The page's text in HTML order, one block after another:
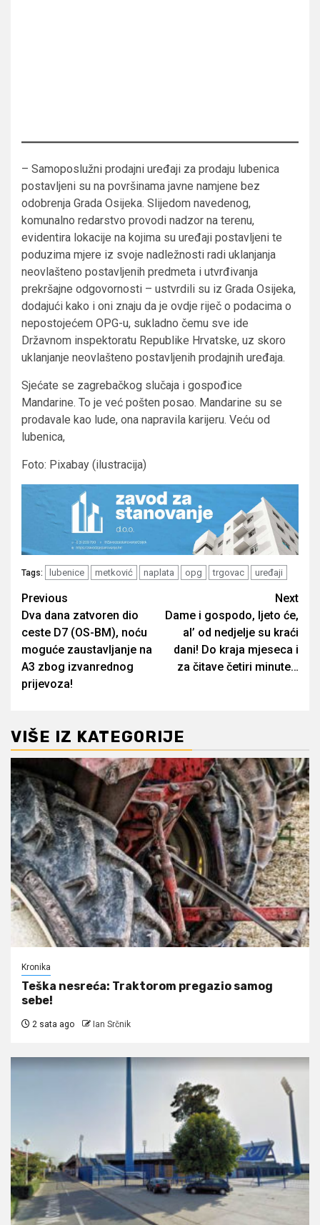
– Samoposlužni prodajni uređaji za prodaju lubenica
postavljeni su na površinama javne namjene bez
odobrenja Grada Osijeka. Slijedom navedenog,
komunalno redarstvo provodi nadzor na terenu,
evidentira lokacije na kojima su uređaji postavljeni te
poduzima mjere iz svoje nadležnosti radi uklanjanja
neovlašteno postavljenih predmeta i utvrđivanja
prekršajne odgovornosti – ustvrdili su iz Grada Osijeka,
dodajući kako i oni znaju da je ovdje riječ o podacima o
nepostojećem OPG-u, sukladno čemu sve ide
Državnom inspektoratu Republike Hrvatske, uz skoro
uklanjanje neovlašteno postavljenih prodajnih uređaja.
Sjećate se zagrebačkog slučaja i gospođice
Mandarine. To je već pošten posao. Mandarine su se
prodavale kao lude, ona napravila karijeru. Veću od
lubenica,
Foto: Pixabay (ilustracija)
Tags: lubenice metković naplata opg trgovac uređaji
Post
navigation
Previous
Dva dana zatvoren dio
ceste D7 (OS-BM), noću
moguće zaustavljanje na
A3 zbog izvanrednog
prijevoza!
Next
Dame i gospodo, ljeto će,
al’ od nedjelje su kraći
dani! Do kraja mjeseca i
za čitave četiri minute…
VIŠE IZ KATEGORIJE
Kronika
Teška nesreća: Traktorom pregazio samog
sebe!
2 sata ago Ian Srčnik